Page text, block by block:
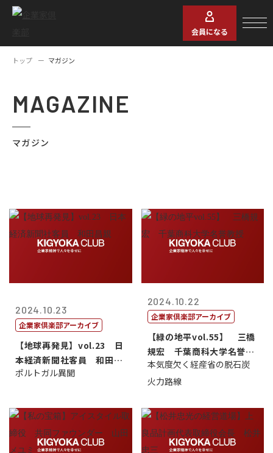
会員になる
トップ マガジン
MAGAZINE
マガジン
2024.10.23
企業家倶楽部アーカイブ
【地球再発見】vol.23 日
本経済新聞社客員 和田昌
親
ポルトガル異聞
2024.10.22
企業家倶楽部アーカイブ
【緑の地平vol.55】 三橋
規宏 千葉商科大学名誉教
授
本気度欠く経産省の脱石炭
火力路線